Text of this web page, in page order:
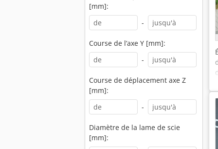
[mm]:
-
Course de l’axe Y [mm]:
-
Course de déplacement axe Z
[mm]:
-
Diamètre de la lame de scie
[mm]: